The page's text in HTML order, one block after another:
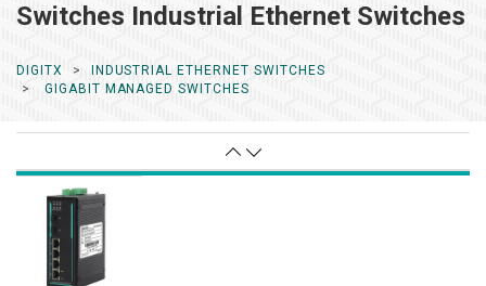
Switches Industrial Ethernet Switches
DIGITX
INDUSTRIAL ETHERNET SWITCHES
GIGABIT MANAGED SWITCHES